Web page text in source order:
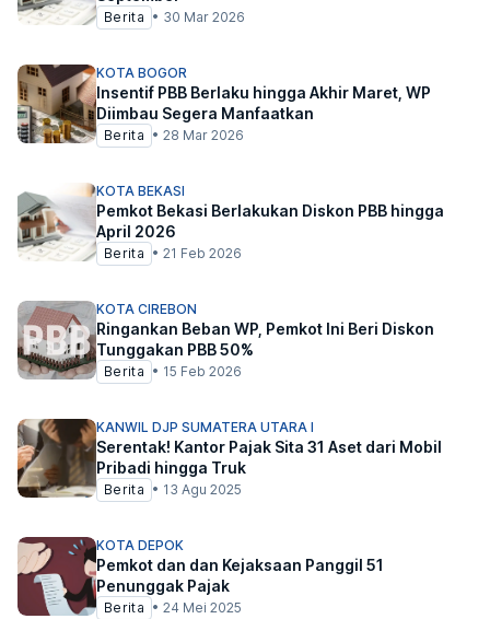
Berita • 30 Mar 2026
KOTA BOGOR
Insentif PBB Berlaku hingga Akhir Maret, WP
Diimbau Segera Manfaatkan
Berita • 28 Mar 2026
KOTA BEKASI
Pemkot Bekasi Berlakukan Diskon PBB hingga
April 2026
Berita • 21 Feb 2026
KOTA CIREBON
Ringankan Beban WP, Pemkot Ini Beri Diskon
Tunggakan PBB 50%
Berita • 15 Feb 2026
KANWIL DJP SUMATERA UTARA I
Serentak! Kantor Pajak Sita 31 Aset dari Mobil
Pribadi hingga Truk
Berita • 13 Agu 2025
KOTA DEPOK
Pemkot dan dan Kejaksaan Panggil 51
Penunggak Pajak
Berita • 24 Mei 2025